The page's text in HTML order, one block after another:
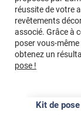
réussite de votre
revêtements
associé. Grâce à
poser vous-
obtenez un
pose !
Kit de